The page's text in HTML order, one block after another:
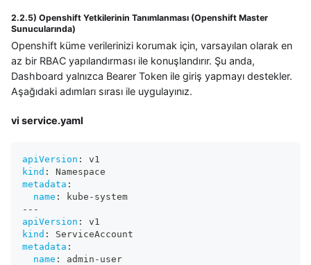
2.2.5) Openshift Yetkilerinin Tanımlanması (Openshift Master
Sunucularında)
Openshift küme verilerinizi korumak için, varsayılan olarak en
az bir RBAC yapılandırması ile konuşlandırır. Şu anda,
Dashboard yalnızca Bearer Token ile giriş yapmayı destekler.
Aşağıdaki adımları sırası ile uygulayınız.
vi service.yaml
apiVersion :
v1
kind :
Namespace
metadata :
name : kube - system
---
apiVersion :
v1
kind :
ServiceAccount
metadata :
name : admin - user